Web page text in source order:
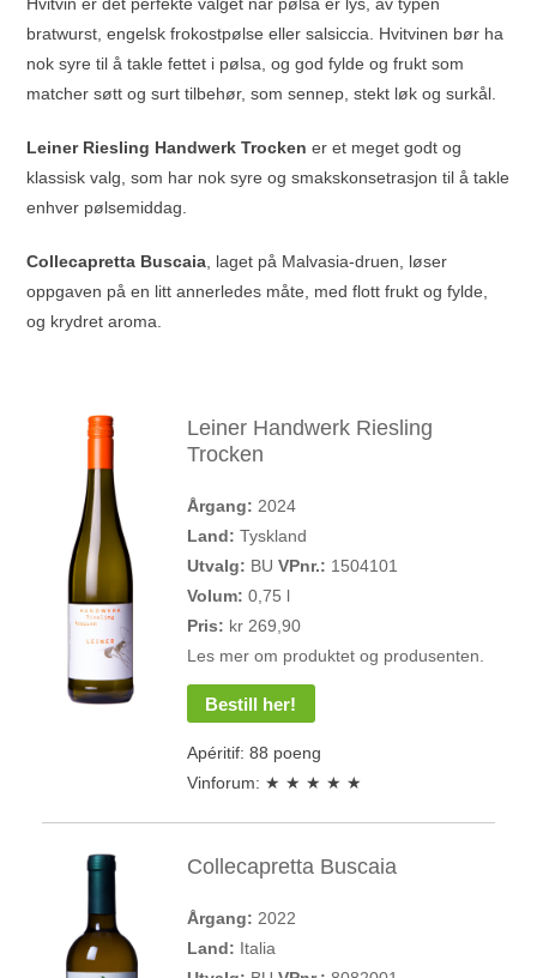
bratwurst, engelsk frokostpølse eller salsiccia. Hvitvinen bør ha
nok syre til å takle fettet i pølsa, og god fylde og frukt som
matcher søtt og surt tilbehør, som sennep, stekt løk og surkål.
Leiner Riesling Handwerk Trocken er et meget godt og
klassisk valg, som har nok syre og smakskonsetrasjon til å takle
enhver pølsemiddag.
Collecapretta Buscaia , laget på Malvasia-druen, løser
oppgaven på en litt annerledes måte, med flott frukt og fylde,
og krydret aroma.
Leiner Handwerk Riesling
Trocken
Årgang: 2024
Land: Tyskland
Utvalg: BU VPnr.: 1504101
Volum: 0,75 l
Pris: kr 269,90
Les mer om produktet og produsenten.
Bestill her!
Apéritif: 88 poeng
Vinforum: ★ ★ ★ ★ ★
Collecapretta Buscaia
Årgang: 2022
Land: Italia